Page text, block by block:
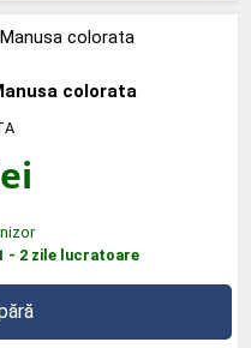
colorata
- 2 zile lucratoare